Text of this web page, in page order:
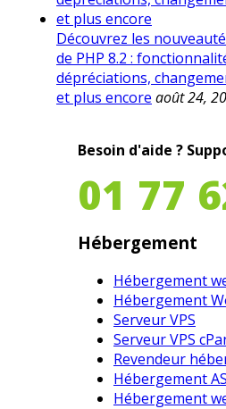
Découvrez les
de PHP 8.2 :
dépréciations,
et plus encore août 24,
Besoin d'aide ?
01 77
Hébergement
Hébergement
Hébergement
Serveur VPS
Serveur VPS
Revendeur
Hébergement
Hébergement